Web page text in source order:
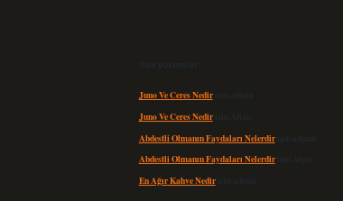
Son yorumlar
Juno Ve Ceres Nediriçin admin
Juno Ve Ceres Nediriçin Altan
Abdestli Olmanın Faydaları Nelerdiriçin admin
Abdestli Olmanın Faydaları Nelerdiriçin Alper
En Ağır Kahve Nediriçin admin